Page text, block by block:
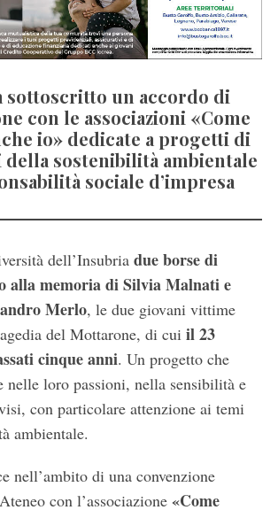
sottoscritto un accordo di
con le associazioni «Come
io» dedicate a progetti di
sostenibilità ambientale
sociale d’impresa
dell’Insubria due borse di
alla memoria di Silvia Malnati e
Merlo, le due giovani vittime
del Mottarone, di cui il 23
cinque anni. Un progetto che
nelle loro passioni, nella sensibilità e
con particolare attenzione ai temi
ambientale.
nell’ambito di una convenzione
con l’associazione «Come